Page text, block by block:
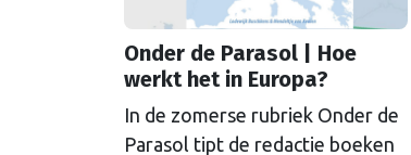
Onder de Parasol | Hoe
werkt het in Europa?
In de zomerse rubriek Onder de
Parasol tipt de redactie boeken